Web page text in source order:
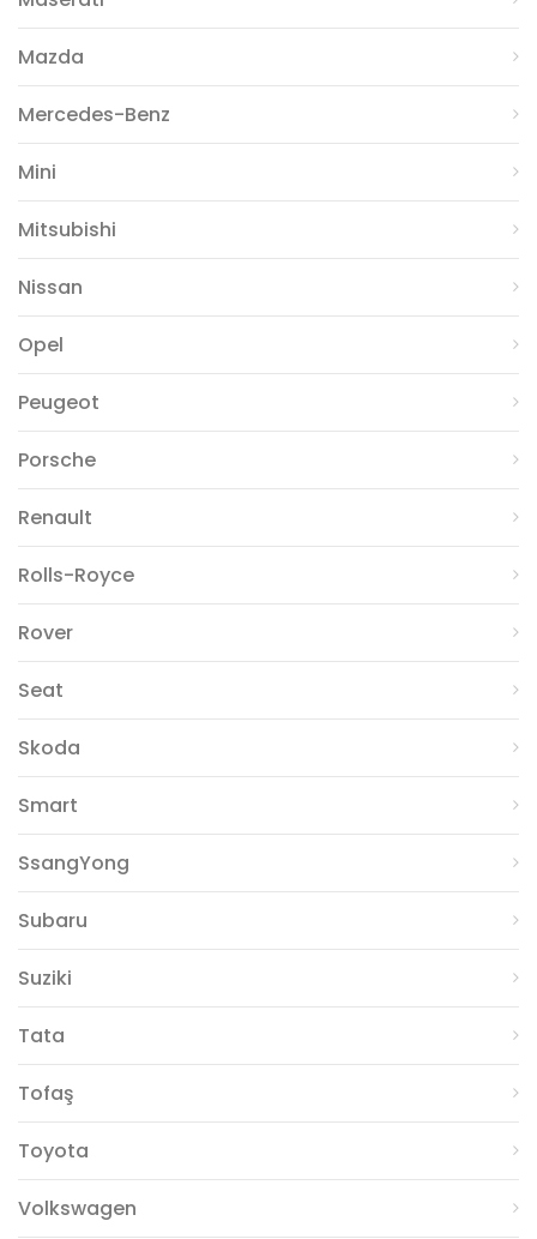
Mazda
Mercedes-Benz
Mini
Mitsubishi
Nissan
Opel
Peugeot
Porsche
Renault
Rolls-Royce
Rover
Seat
Skoda
Smart
SsangYong
Subaru
Suziki
Tata
Tofaş
Toyota
Volkswagen